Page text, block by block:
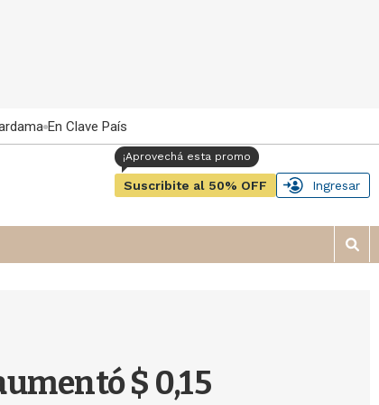
En Clave País
Suscribite al 50% OFF Ingresar
M
o
$ 0,15